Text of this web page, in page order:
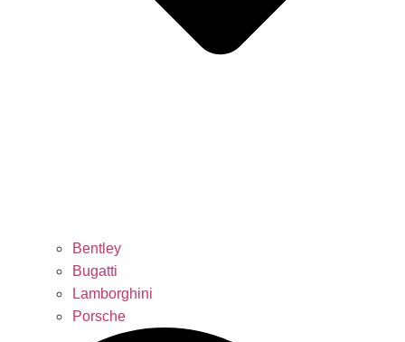
Bentley
Bugatti
Lamborghini
Porsche